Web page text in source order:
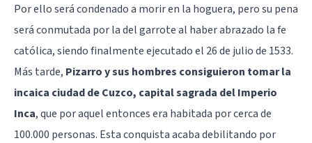
Por ello será condenado a morir en la hoguera, pero su pena
será conmutada por la del garrote al haber abrazado la fe
católica, siendo finalmente ejecutado el 26 de julio de 1533.
Más tarde, Pizarro y sus hombres consiguieron tomar la
incaica ciudad de Cuzco, capital sagrada del Imperio
Inca, que por aquel entonces era habitada por cerca de
100.000 personas. Esta conquista acaba debilitando por